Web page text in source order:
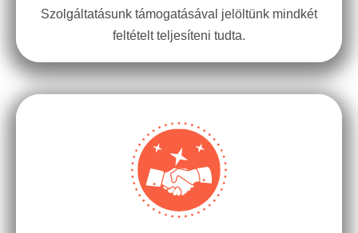
Szolgáltatásunk támogatásával jelöltünk mindkét
feltételt teljesíteni tudta.